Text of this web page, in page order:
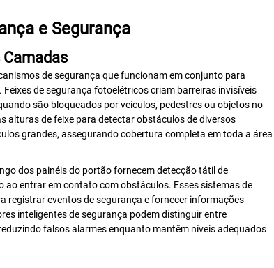
e Segurança
de segurança que funcionam em conjunto para
de segurança fotoelétricos criam barreiras invisíveis
são bloqueados por veículos, pedestres ou objetos no
de feixe para detectar obstáculos de diversos
grandes, assegurando cobertura completa em toda a área
dos painéis do portão fornecem detecção tátil de
entrar em contato com obstáculos. Esses sistemas de
registrar eventos de segurança e fornecer informações
inteligentes de segurança podem distinguir entre
falsos alarmes enquanto mantêm níveis adequados